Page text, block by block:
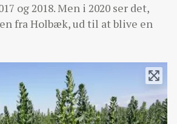
og 2018. Men i 2020 ser det,
fra Holbæk, ud til at blive en